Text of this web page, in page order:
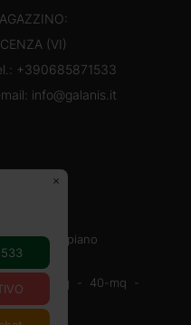
(VI)
+390685871533
info@galanis.it
un piano
30-40 mq
40-mq